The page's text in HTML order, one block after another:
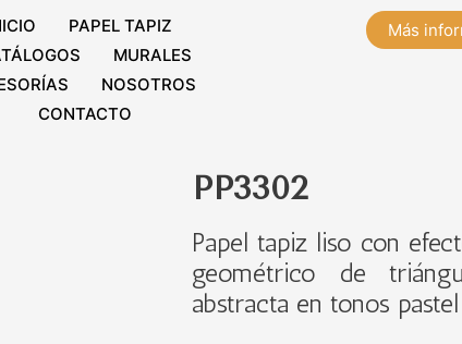
PAPEL TAPIZ
MURALES
NOSOTROS
CONTACTO
Más
PP3302
Papel tapiz liso con
geométrico de
abstracta en tonos pastel